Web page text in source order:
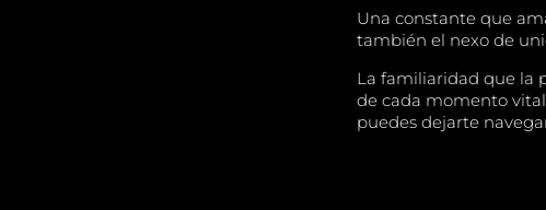
Una constante que
también el nexo de
La familiaridad que la
de cada momento
puedes dejarte